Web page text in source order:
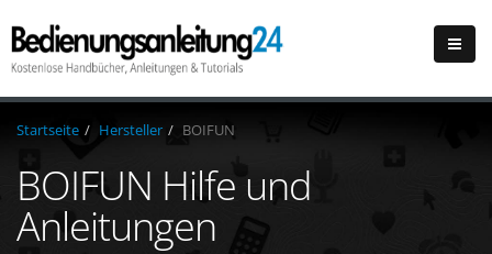
Startseite Hersteller BOIFUN
BOIFUN Hilfe und
Anleitungen